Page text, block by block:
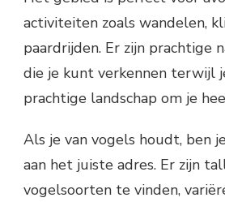
activiteiten zoals wandelen,
paardrijden. Er zijn prachtige
die je kunt verkennen terwijl
prachtige landschap om je
Als je van vogels houdt, ben
aan het juiste adres. Er zijn
vogelsoorten te vinden,